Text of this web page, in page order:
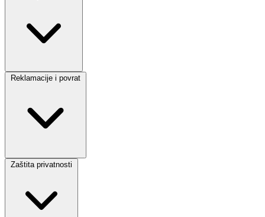
Reklamacije i povrat
Zaštita privatnosti